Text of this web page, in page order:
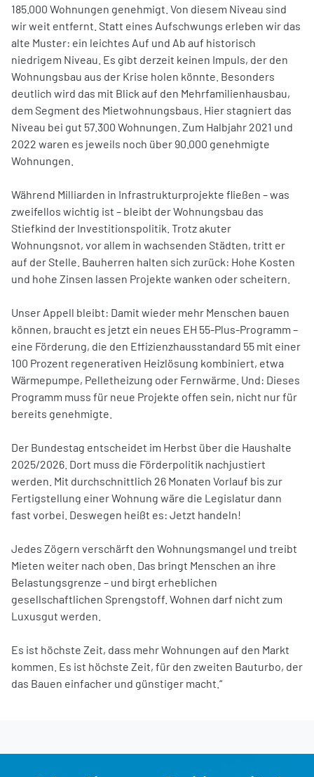
185.000 Wohnungen genehmigt. Von diesem Niveau sind
wir weit entfernt. Statt eines Aufschwungs erleben wir das
alte Muster: ein leichtes Auf und Ab auf historisch
niedrigem Niveau. Es gibt derzeit keinen Impuls, der den
Wohnungsbau aus der Krise holen könnte. Besonders
deutlich wird das mit Blick auf den Mehrfamilienhausbau,
dem Segment des Mietwohnungsbaus. Hier stagniert das
Niveau bei gut 57.300 Wohnungen. Zum Halbjahr 2021 und
2022 waren es jeweils noch über 90.000 genehmigte
Wohnungen.
Während Milliarden in Infrastrukturprojekte fließen – was
zweifellos wichtig ist – bleibt der Wohnungsbau das
Stiefkind der Investitionspolitik. Trotz akuter
Wohnungsnot, vor allem in wachsenden Städten, tritt er
auf der Stelle. Bauherren halten sich zurück: Hohe Kosten
und hohe Zinsen lassen Projekte wanken oder scheitern.
Unser Appell bleibt: Damit wieder mehr Menschen bauen
können, braucht es jetzt ein neues EH 55-Plus-Programm –
eine Förderung, die den Effizienzhausstandard 55 mit einer
100 Prozent regenerativen Heizlösung kombiniert, etwa
Wärmepumpe, Pelletheizung oder Fernwärme. Und: Dieses
Programm muss für neue Projekte offen sein, nicht nur für
bereits genehmigte.
Der Bundestag entscheidet im Herbst über die Haushalte
2025/2026. Dort muss die Förderpolitik nachjustiert
werden. Mit durchschnittlich 26 Monaten Vorlauf bis zur
Fertigstellung einer Wohnung wäre die Legislatur dann
fast vorbei. Deswegen heißt es: Jetzt handeln!
Jedes Zögern verschärft den Wohnungsmangel und treibt
Mieten weiter nach oben. Das bringt Menschen an ihre
Belastungsgrenze – und birgt erheblichen
gesellschaftlichen Sprengstoff. Wohnen darf nicht zum
Luxusgut werden.
Es ist höchste Zeit, dass mehr Wohnungen auf den Markt
kommen. Es ist höchste Zeit, für den zweiten Bauturbo, der
das Bauen einfacher und günstiger macht.“